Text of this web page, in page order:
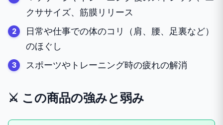
クササイズ、筋膜リリース
日常や仕事での体のコリ（肩、腰、足裏など）
のほぐし
スポーツやトレーニング時の疲れの解消
⚔️ この商品の強みと弱み